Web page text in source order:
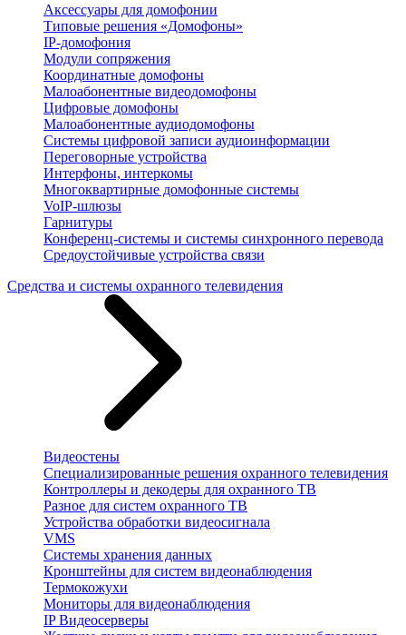
Аксессуары для домофонии
Типовые решения «Домофоны»
IP-домофония
Модули сопряжения
Координатные домофоны
Малоабонентные видеодомофоны
Цифровые домофоны
Малоабонентные аудиодомофоны
Системы цифровой записи аудиоинформации
Переговорные устройства
Интерфоны, интеркомы
Многоквартирные домофонные системы
VoIP-шлюзы
Гарнитуры
Конференц-системы и системы синхронного перевода
Средоустойчивые устройства связи
Средства и системы охранного телевидения
Видеостены
Специализированные решения охранного телевидения
Контроллеры и декодеры для охранного ТВ
Разное для систем охранного ТВ
Устройства обработки видеосигнала
VMS
Системы хранения данных
Кронштейны для систем видеонаблюдения
Термокожухи
Мониторы для видеонаблюдения
IP Видеосерверы